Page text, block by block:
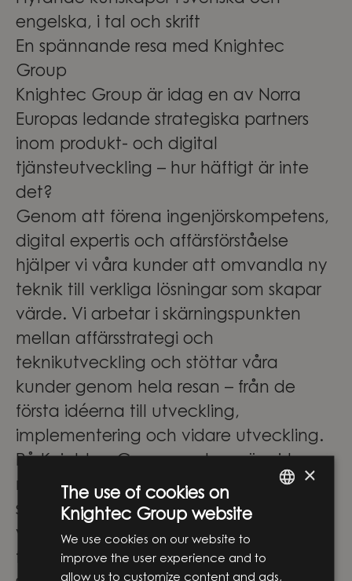
engelska, i tal och skrift
En spännande resa med Knightec
Group
Knightec Group är idag en av Norra
Europas ledande strategiska partners
inom produkt- och digital
tjänsteutveckling – hur häftigt är inte
det?
Genom att förena ingenjörskompetens,
digital expertis och affärsförståelse
hjälper vi våra kunder att omvandla ny
teknik till verkliga lösningar som skapar
värde. Vi arbetar i skärningspunkten
mellan affärsstrategi och
teknikutveckling och stöttar våra
kunder genom hela resan – från de
första idéerna till utveckling,
implementering och vidare utveckling.
På Knightec Group samlas människor
med olika perspektiv, erfarenheter och
specialistområden. Tillsammans skapar
vi innovation som gör verklig skillnad –
för företag, människor och samhället i
×
The use of cookies on
Knightec Group website
We use cookies on our website to
improve the user experience and to
allow us to customize content and ads,